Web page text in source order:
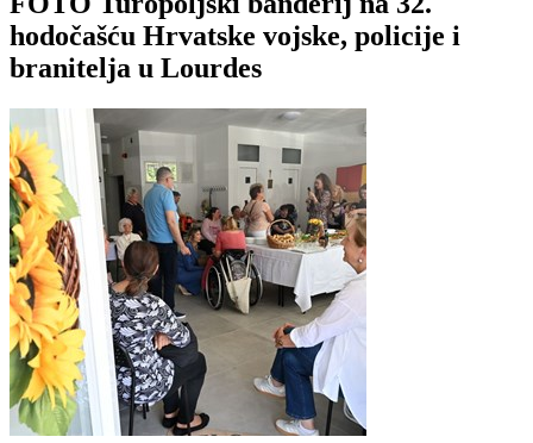
hodočašću Hrvatske vojske, policije i
branitelja u Lourdes